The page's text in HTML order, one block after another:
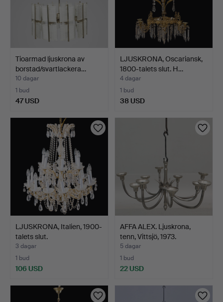
Tioarmad ljuskrona av
borstad/svartlackera…
10 dagar
1 bud
47 USD
LJUSKRONA, Oscariansk,
1800-talets slut. H…
4 dagar
1 bud
38 USD
LJUSKRONA, Italien, 1900-
talets slut.
3 dagar
1 bud
106 USD
AFFA ALEX. Ljuskrona,
tenn, Vittsjö, 1973.
5 dagar
1 bud
22 USD